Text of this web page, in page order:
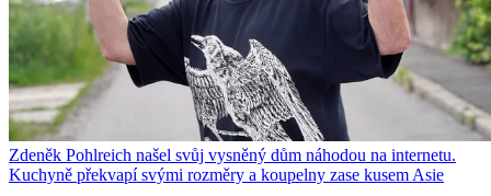
Zdeněk Pohlreich našel svůj vysněný dům náhodou na internetu.
Kuchyně překvapí svými rozměry a koupelny zase kusem Asie